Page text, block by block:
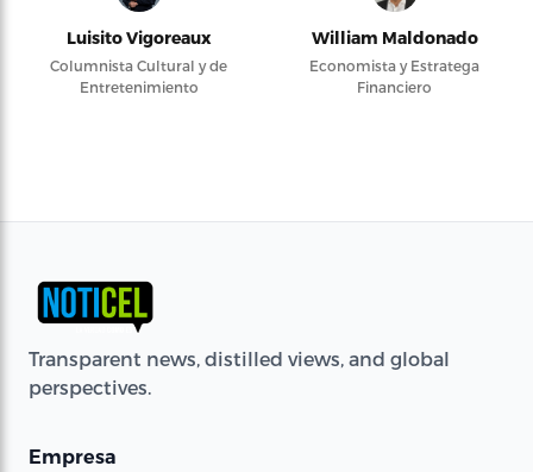
Luisito Vigoreaux
Columnista Cultural y de
Entretenimiento
William Maldonado
Economista y Estratega
Financiero
Transparent news, distilled views, and global
perspectives.
Empresa